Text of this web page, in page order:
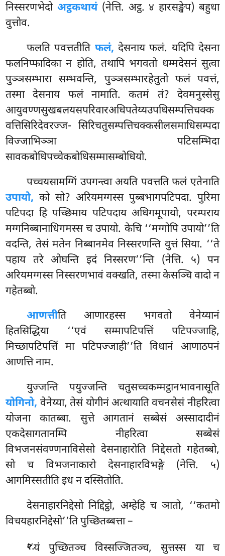
निस्सरणभेदो अट्ठकथायं(नेत्ति. अट्ठ. ४ हारसङ्खेप) बहुधा
वुत्तोव.
फलति पवत्ततीति फलं, देसनाय फलं. यदिपि देसना
फलनिप्फादिका न होति, तथापि भगवतो धम्मदेसनं सुत्वा
पुञ्ञसम्भारा सम्भवन्ति, पुञ्ञसम्भारहेतुतो फलं पवत्तं,
तस्मा देसनाय फलं नामाति. कतमं तं? देवमनुस्सेसु
आयुवण्णसुखबलयसपरिवारअधिपतेय्यउपधिसम्पत्तिचक्क
वत्तिसिरिदेवरज्ज- सिरिचतुसम्पत्तिचक्कसीलसमाधिसम्पदा
विज्जाभिञ्ञा पटिसम्भिदा
सावकबोधिपच्चेकबोधिसम्मासम्बोधियो.
पच्चयसामग्गिं उपगन्त्वा अयति पवत्तति फलं एतेनाति
उपायो, को सो? अरियमग्गस्स पुब्बभागपटिपदा. पुरिमा
पटिपदा हि पच्छिमाय पटिपदाय अधिगमूपायो, परम्पराय
मग्गनिब्बानाधिगमस्स च उपायो. केचि ‘‘मग्गोपि उपायो’’ति
वदन्ति, तेसं मतेन निब्बानमेव निस्सरणन्ति वुत्तं सिया. ‘‘ते
पहाय तरे ओघन्ति इदं निस्सरण’’न्ति (नेत्ति. ५) पन
अरियमग्गस्स निस्सरणभावं वक्खति, तस्मा केसञ्चि वादो न
गहेतब्बो.
आणत्तीति आणारहस्स भगवतो वेनेय्यानं
हितसिद्धिया ‘‘एवं सम्मापटिपत्तिं पटिपज्जाहि,
मिच्छापटिपत्तिं मा पटिपज्जाही’’ति विधानं आणाठपनं
आणत्ति नाम.
युज्जन्ति पयुज्जन्ति चतुसच्चकम्मट्ठानभावनासूति
योगिनो, वेनेय्या, तेसं योगीनं अत्थायाति वचनसेसं नीहरित्वा
योजना कातब्बा. सुत्ते आगतानं सब्बेसं अस्सादादीनं
एकदेसागतानम्पि नीहरित्वा सब्बेसं
विभजनसंवण्णनाविसेसो देसनाहारोति निद्देसतो गहेतब्बो,
सो च विभजनाकारो देसनाहारविभङ्गे (नेत्ति. ५)
आगमिस्सतीति इध न दस्सितोति.
देसनाहारनिद्देसो निद्दिट्ठो, अम्हेहि च ञातो, ‘‘कतमो
विचयहारनिद्देसो’’ति पुच्छितब्बत्ता –
२.
‘‘यं पुच्छितञ्च विस्सज्जितञ्च, सुत्तस्स या च